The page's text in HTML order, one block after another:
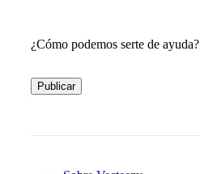
¿Cómo podemos serte de ayuda?
Publicar